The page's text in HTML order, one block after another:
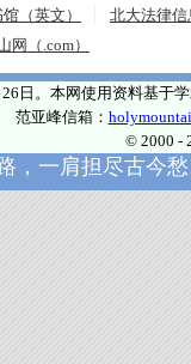
（英文）
北大法律信
网（.com）
日。本网使用资料基于
范亚峰信箱：
© 2000 -
，一肩担尽古今